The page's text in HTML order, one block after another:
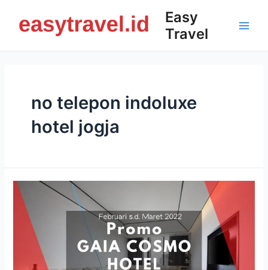
content
Easy
Travel
no telepon indoluxe
hotel jogja